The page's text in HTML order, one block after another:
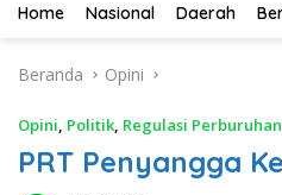
Home Nasional Daerah
Beranda Opini
Opini, Politik, Regulasi Perburuhan
PRT Penyangga